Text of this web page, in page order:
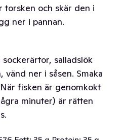
torsken och skär den i
ner i pannan.
salladslök
vänd ner i såsen. Smaka
fisken är genomkokt
minuter) är rätten